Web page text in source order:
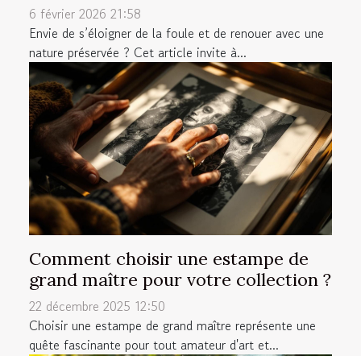
6 février 2026 21:58
Envie de s’éloigner de la foule et de renouer avec une
nature préservée ? Cet article invite à...
Comment choisir une estampe de
grand maître pour votre collection ?
22 décembre 2025 12:50
Choisir une estampe de grand maître représente une
quête fascinante pour tout amateur d'art et...